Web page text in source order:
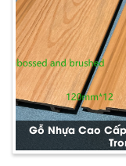
Gỗ Nhựa Cao